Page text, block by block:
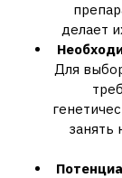
делает
Для
занять